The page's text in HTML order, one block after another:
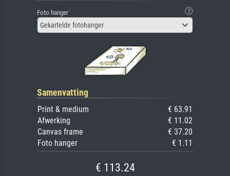
Foto hanger
Gekartelde fotohanger
Samenvatting
Print & medium
€ 63.91
Afwerking
€ 11.02
Canvas frame
€ 37.20
Foto hanger
€ 1.11
€ 113.24